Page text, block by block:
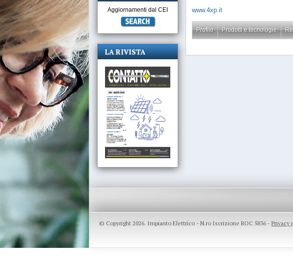
www.4xp.it
Profilo Prodotti e tecnologie
Aggiornamenti dal CEI
LA RIVISTA
© Copyright 2026. Impianto Elettrico - N.ro Iscrizione ROC 5836 - Privacy